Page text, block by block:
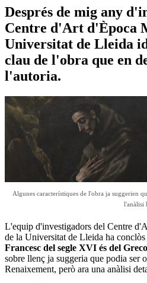
Després de mig any
Centre d'Art d'Època
Universitat de Lleida
clau de l'obra que en
l'autoria.
Algunes característiques de l'obra ja suggerien
l'anàlisi
L'equip d'investigadors del Centre
de la Universitat de Lleida ha conclòs
Francesc del segle XVI és del Greco
sobre llenç ja suggeria que podia ser
Renaixement, però ara una anàlisi